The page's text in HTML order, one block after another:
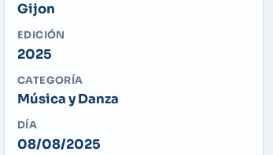
Gijon
EDICIÓN
2025
CATEGORÍA
Música y Danza
DÍA
08/08/2025